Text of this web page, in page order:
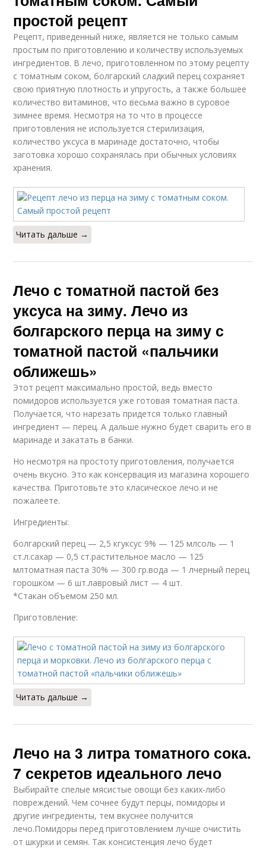
простой рецепт
Рецепт, приведенный ниже, является не только самым
простым по приготовлению и количеству используемых
ингредиентов. В лечо, приготовленном по этому рецепту
с томатным соком, болгарский сладкий перец сохраняет
свою приятную плотность и упругость, а также большее
количество витаминов, что весьма важно в суровое
зимнее время. Несмотря на то что в процессе
приготовления не используется стерилизация,
количество уксуса в маринаде достаточно, чтобы
заготовка хорошо сохранялась при обычных условиях
хранения.
Читать дальше →
Лечо с томатной пастой без
уксуса на зиму. Лечо из
болгарского перца на зиму с
томатной пастой «пальчики
оближешь»
Этот рецепт максимально простой, ведь вместо
помидоров используется уже готовая томатная паста.
Получается, что нарезать придется только главный
ингредиент — перец. А дальше нужно будет сварить его в
маринаде и закатать в банки.
Но несмотря на простоту приготовления, получается
очень вкусно. Это как консервация из магазина хорошего
качества. Приготовьте это класическое лечо и не
пожалеете.
Ингредиенты:
болгарский перец — 2,5 кгуксус 9% — 125 млсоль — 1
ст.л.сахар — 0,5 ст.растительное масло — 125
млтоматная паста 30% — 300 гр.вода — 1 лчерный перец
горошком — 6 шт.лавровый лист — 4 шт.
*Стакан объемом 250 мл.
Приготовление:
Читать дальше →
Лечо на 3 литра томатного сока.
7 секретов идеального лечо
Выбирайте спелые мясистые овощи без каких-либо
повреждений. Чем сочнее будут перцы, помидоры и
другие ингредиенты, тем вкуснее получится
лечо.Помидоры перед приготовлением лучше очистить
от шкурки и семян. Так консистенция лечо будет